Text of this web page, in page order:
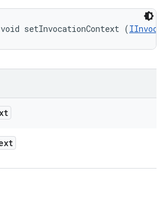
setInvocationContext (